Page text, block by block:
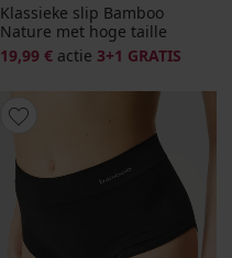
Klassieke slip Bamboo
Nature met hoge taille
19,99 € actie 3+1 GRATIS